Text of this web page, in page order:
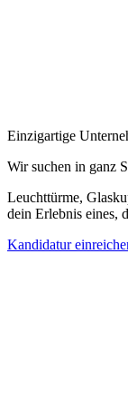
Einzigartige
Wir suchen in ganz
Leuchttürme,
dein Erlebnis eines,
Kandidatur